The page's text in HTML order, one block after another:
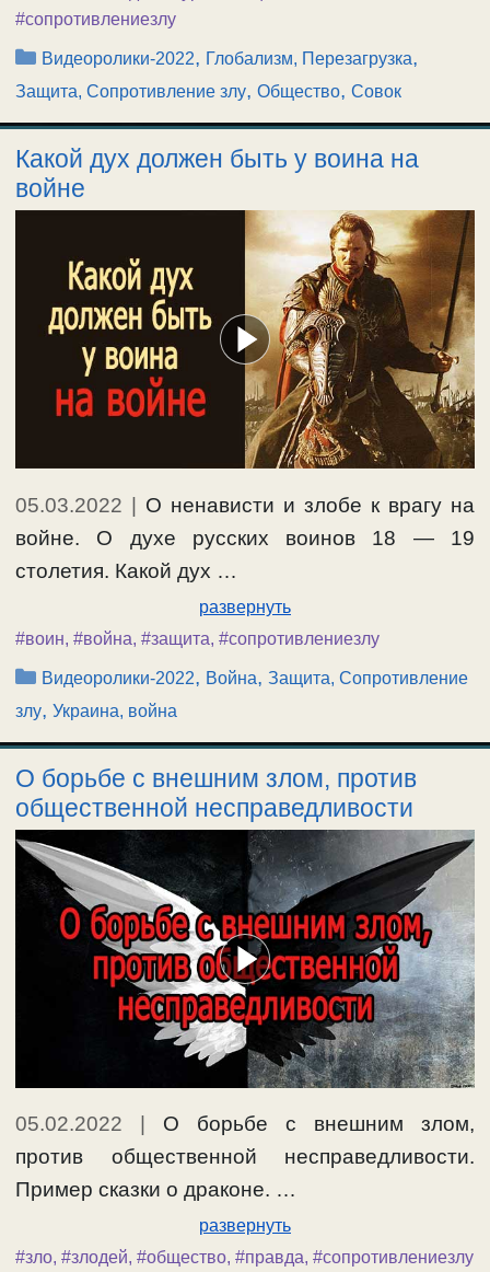
#сопротивлениезлу
Рубрики
Видеоролики-2022, Глобализм, Перезагрузка,
Защита, Сопротивление злу, Общество, Совок
Какой дух должен быть у воина на
войне
05.03.2022 | О ненависти и злобе к врагу на
войне. О духе русских воинов 18 — 19
столетия. Какой дух …
развернуть
#воин, #война, #защита, #сопротивлениезлу
Рубрики
Видеоролики-2022, Война,Защита, Сопротивление
злу, Украина, война
О борьбе с внешним злом, против
общественной несправедливости
05.02.2022
О борьбе с внешним злом,
против общественной несправедливости.
Пример сказки о драконе. …
развернуть
#зло, #злодей, #общество, #правда, #сопротивлениезлу